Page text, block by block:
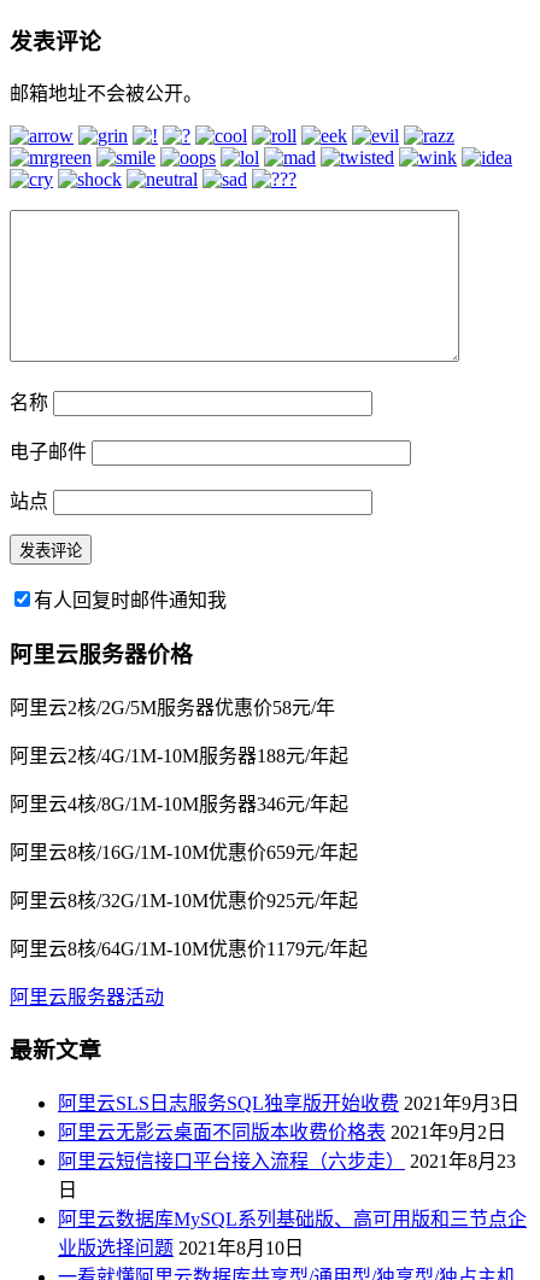
发表评论
邮箱地址不会被公开。
名称
电子邮件
站点
有人回复时邮件通知我
阿里云服务器价格
阿里云2核/2G/5M服务器优惠价58元/年
阿里云2核/4G/1M-10M服务器188元/年起
阿里云4核/8G/1M-10M服务器346元/年起
阿里云8核/16G/1M-10M优惠价659元/年起
阿里云8核/32G/1M-10M优惠价925元/年起
阿里云8核/64G/1M-10M优惠价1179元/年起
阿里云服务器活动
最新文章
阿里云SLS日志服务SQL独享版开始收费 2021年9月3日
阿里云无影云桌面不同版本收费价格表 2021年9月2日
阿里云短信接口平台接入流程（六步走）
2021年8月23
日
阿里云数据库MySQL系列基础版、高可用版和三节点企
业版选择问题 2021年8月10日